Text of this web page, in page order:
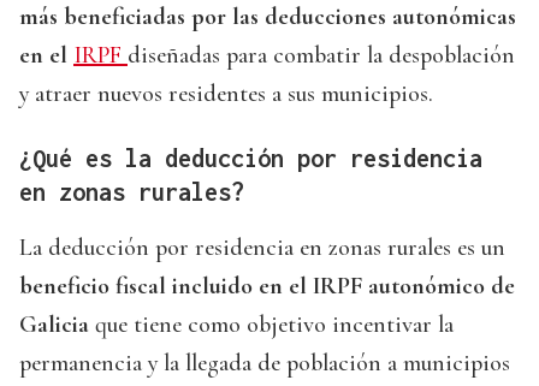
más beneficiadas por las deducciones autonómicas
en el IRPF diseñadas para combatir la despoblación
y atraer nuevos residentes a sus municipios.
¿Qué es la deducción por residencia
en zonas rurales?
La deducción por residencia en zonas rurales es un
beneficio fiscal incluido en el IRPF autonómico de
Galicia que tiene como objetivo incentivar la
permanencia y la llegada de población a municipios